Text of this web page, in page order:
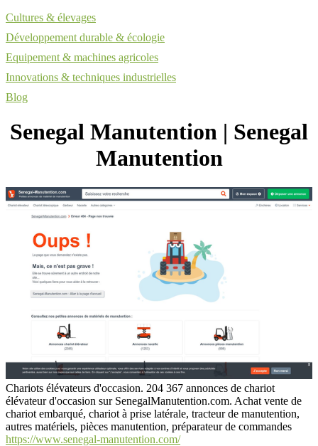
Cultures & élevages
Développement durable & écologie
Equipement & machines agricoles
Innovations & techniques industrielles
Blog
Senegal Manutention | Senegal
Manutention
Chariots élévateurs d'occasion. 204 367 annonces de chariot
élévateur d'occasion sur SenegalManutention.com. Achat vente de
chariot embarqué, chariot à prise latérale, tracteur de manutention,
autres matériels, pièces manutention, préparateur de commandes
https://www.senegal-manutention.com/